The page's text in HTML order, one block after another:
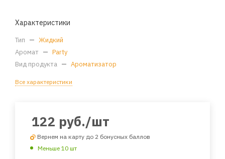
Характеристики
Тип — Жидкий
Аромат — Party
Вид продукта — Ароматизатор
Все характеристики
122 руб./шт
Вернем на карту до 2 бонусных баллов
Меньше 10 шт